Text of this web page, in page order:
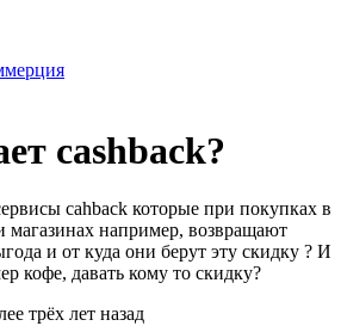
cashback?
cahback которые при покупках в
магазинах например, возвращают
и от куда они берут эту скидку ? И
кофе, давать кому то скидку?
трёх лет назад